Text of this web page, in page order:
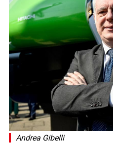
Andrea Gibelli